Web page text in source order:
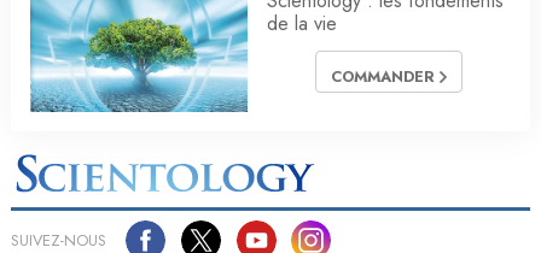
de la vie
COMMANDER
SUIVEZ-NOUS